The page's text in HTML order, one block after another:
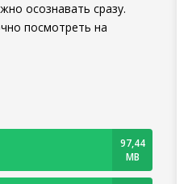
осознавать сразу.
посмотреть на
97,44
MB